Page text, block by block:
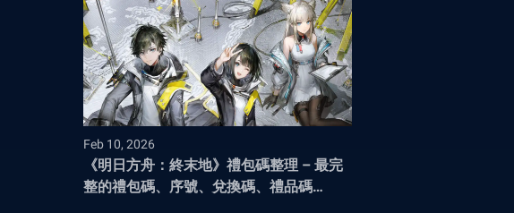
Feb 10, 2026
《明日方舟：終末地》禮包碼整理 – 最完
整的禮包碼、序號、兌換碼、禮品碼